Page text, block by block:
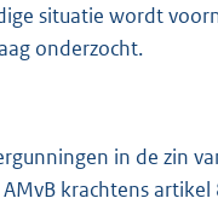
situatie wordt
onderzocht.
in de zin
krachtens